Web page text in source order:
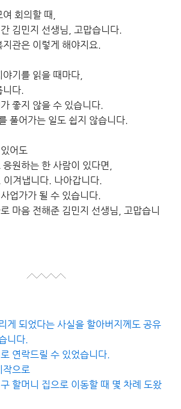
회의할 때,
김민지 선생님, 고맙습니다.
관은 이렇게 해야지요.
기를 읽을 때마다,
니다.
좋지 않을 수 있습니다.
풀어가는 일도 쉽지 않습니다.
어도
원하는 한 사람이 있다면,
이겨냅니다. 나아갑니다.
업가가 될 수 있습니다.
마음 전해준 김민지 선생님, 고맙습니
게 되었다는 사실을 할아버지께도 공유
니다.
연락드릴 수 있었습니다.
작으로
할머니 집으로 이동할 때 몇 차례 도왔